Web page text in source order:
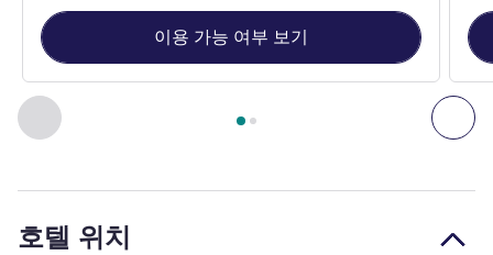
이전 - 객실 다
2 페이지 , 객실 1 : Room with 1 double bed , 객실 2 : Room
이용 가능 여부 보기
호텔 위치